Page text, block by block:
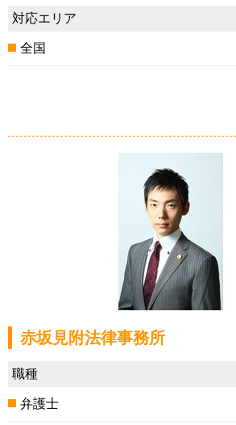
対応エリア
全国
赤坂見附法律事務所
職種
弁護士